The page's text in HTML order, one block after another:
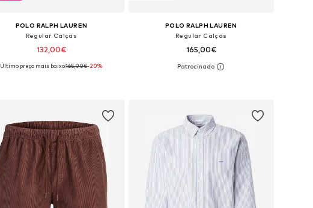
POLO RALPH LAUREN
Regular Calças
132,00€
Disponível em vários tamanhos
Último preço mais baixo:165,00€-20%
POLO RALPH LAUREN
Regular Calças
165,00€
Tamanhos disponíveis: 31-32, 33, 34, 38